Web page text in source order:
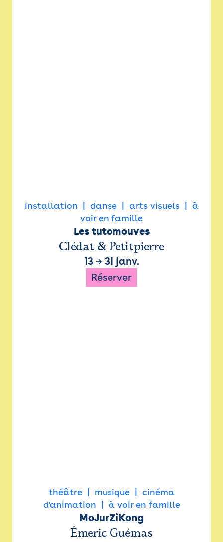
installation danse arts visuels
à
voir en famille
Les tutomouves
Clédat & Petitpierre
13→ 31 janv.
Réserver
théâtre musique
cinéma
d'animation
à voir en famille
MoJurZiKong
Émeric Guémas